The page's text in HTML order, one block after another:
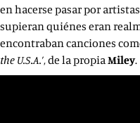
en hacerse pasar por
supieran quiénes eran
encontraban canciones
the U.S.A.’, de la propiaMiley.